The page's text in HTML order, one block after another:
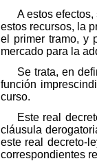
A estos
estos recursos, la
el primer tramo, y
mercado para la
Se trata, en
función
curso.
Este real
cláusula
este real decreto-
correspondientes